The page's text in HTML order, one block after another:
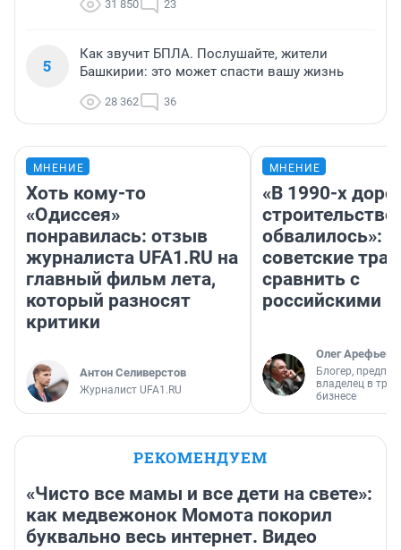
31 850 23
5
Как звучит БПЛА. Послушайте, жители
Башкирии: это может спасти вашу жизнь
28 362 36
МНЕНИЕ
Хоть кому-то
«Одиссея»
понравилась: отзыв
журналиста UFA1.RU на
главный фильм лета,
который разносят
критики
Антон Селиверстов
Журналист UFA1.RU
МНЕНИЕ
«В 1990-х
строительство
обвалилось»:
советские
сравнить с
российскими
Олег Арефьев
Блогер,
владелец в
бизнесе
РЕКОМЕНДУЕМ
«Чисто все мамы и все дети на свете»:
как медвежонок Момота покорил
буквально весь интернет. Видео